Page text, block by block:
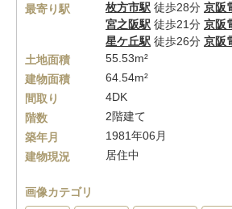
最寄り駅
枚方市駅 徒歩28分 京阪
宮之阪駅 徒歩21分 京阪
星ケ丘駅 徒歩26分 京阪
土地面積
55.53m²
建物面積
64.54m²
間取り
4DK
階数
2階建て
築年月
1981年06月
建物現況
居住中
画像カテゴリ